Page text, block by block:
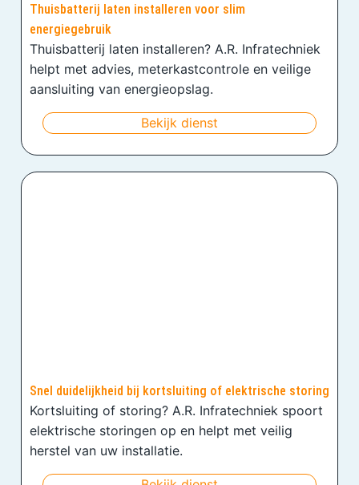
Thuisbatterij laten installeren voor slim
energiegebruik
Thuisbatterij laten installeren? A.R. Infratechniek
helpt met advies, meterkastcontrole en veilige
aansluiting van energieopslag.
Bekijk dienst
Snel duidelijkheid bij kortsluiting of elektrische storing
Kortsluiting of storing? A.R. Infratechniek spoort
elektrische storingen op en helpt met veilig
herstel van uw installatie.